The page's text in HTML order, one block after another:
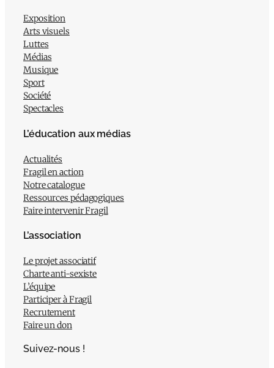
Exposition
Arts visuels
Luttes
Médias
Musique
Sport
Société
Spectacles
L’éducation aux médias
Actualités
Fragil en action
Notre catalogue
Ressources pédagogiques
Faire intervenir Fragil
L’association
Le projet associatif
Charte anti-sexiste
L’équipe
Participer à Fragil
Recrutement
Faire un don
Suivez-nous !